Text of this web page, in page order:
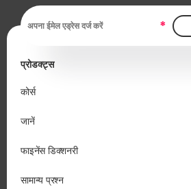
ईमेल एड्रेस आवश्यक है *
प्रोडक्ट्स
कोर्स
जानें
फाइनेंस डिक्शनरी
सामान्य प्रश्न